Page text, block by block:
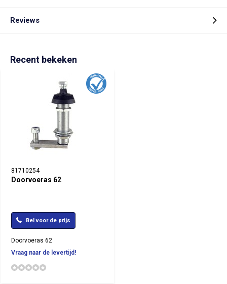
Reviews
Recent bekeken
81710254
Doorvoeras 62
Bel voor de prijs
Doorvoeras 62
Vraag naar de levertijd!